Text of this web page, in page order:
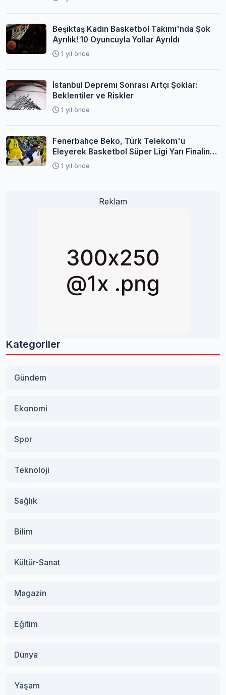
Beşiktaş Kadın Basketbol Takımı'nda Şok
Ayrılık! 10 Oyuncuyla Yollar Ayrıldı
1 yıl önce
İstanbul Depremi Sonrası Artçı Şoklar:
Beklentiler ve Riskler
1 yıl önce
Fenerbahçe Beko, Türk Telekom'u
Eleyerek Basketbol Süper Ligi Yarı Finaline
Yükseldi
1 yıl önce
Reklam
Kategoriler
Gündem
Ekonomi
Spor
Teknoloji
Sağlık
Bilim
Kültür-Sanat
Magazin
Eğitim
Dünya
Yaşam